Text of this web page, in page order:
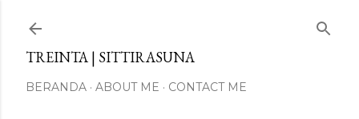
TREINTA | SITTIRASUNA
BERANDA ABOUT ME CONTACT ME